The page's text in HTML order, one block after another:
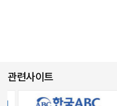
관련사이트